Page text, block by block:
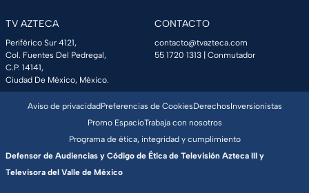
TV AZTECA
Periférico Sur 4121,
Col. Fuentes Del Pedregal,
C.P. 14141,
Ciudad De México, México.
CONTACTO
contacto@tvazteca.com
55 1720 1313 | Conmutador
Aviso de privacidadPreferencias de CookiesDerechosInversionistas
Promo EspacioTrabaja con nosotros
Programa de ética, integridad y cumplimiento
Defensor de Audiencias y Código de Ética de Televisión Azteca III y
Televisora del Valle de México